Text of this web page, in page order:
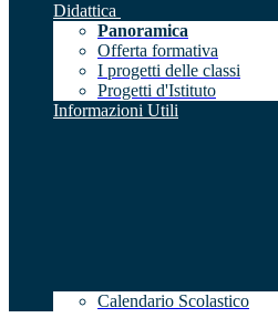
Didattica
Panoramica
Offerta formativa
I progetti delle classi
Progetti d'Istituto
Informazioni Utili
Calendario Scolastico